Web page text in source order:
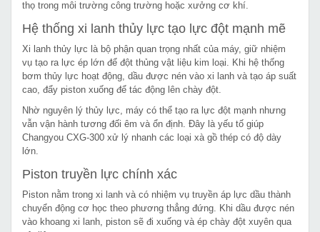
thọ trong môi trường công trường hoặc xưởng cơ khí.
Hệ thống xi lanh thủy lực tạo lực đột mạnh mẽ
Xi lanh thủy lực là bộ phận quan trọng nhất của máy, giữ nhiệm
vụ tạo ra lực ép lớn để đột thủng vật liệu kim loại. Khi hệ thống
bơm thủy lực hoạt động, dầu được nén vào xi lanh và tạo áp suất
cao, đẩy piston xuống để tác động lên chày đột.
Nhờ nguyên lý thủy lực, máy có thể tạo ra lực đột mạnh nhưng
vẫn vận hành tương đối êm và ổn định. Đây là yếu tố giúp
Changyou CXG-300 xử lý nhanh các loại xà gồ thép có độ dày
lớn.
Piston truyền lực chính xác
Piston nằm trong xi lanh và có nhiệm vụ truyền áp lực dầu thành
chuyển động cơ học theo phương thẳng đứng. Khi dầu được nén
vào khoang xi lanh, piston sẽ đi xuống và ép chày đột xuyên qua